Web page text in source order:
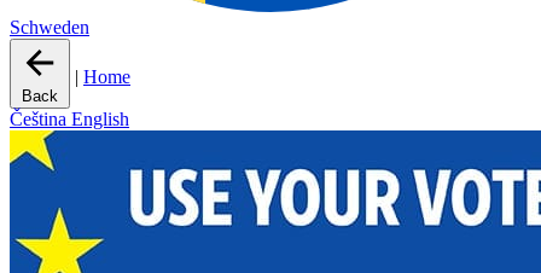
Schweden
Back
| Home
Čeština English